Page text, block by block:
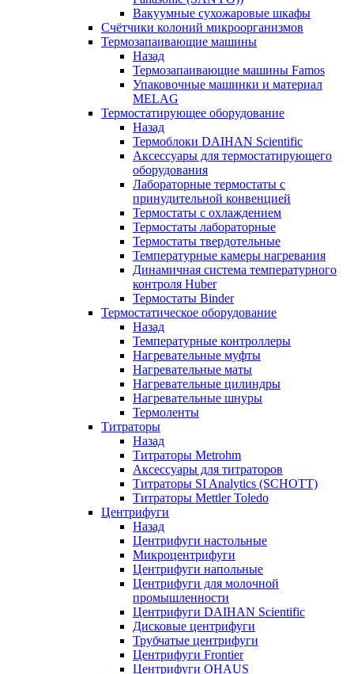
Вакуумные сухожаровые шкафы
Счётчики колоний микроорганизмов
Термозапаивающие машины
Назад
Термозапаивающие машины Famos
Упаковочные машинки и материал
MELAG
Термостатирующее оборудование
Назад
Термоблоки DAIHAN Scientific
Аксессуары для термостатирующего
оборудования
Лабораторные термостаты с
принудительной конвенцией
Термостаты с охлаждением
Термостаты лабораторные
Термостаты твердотельные
Температурные камеры нагревания
Динамичная система температурного
контроля Huber
Термостаты Binder
Термостатическое оборудование
Назад
Температурные контроллеры
Нагревательные муфты
Нагревательные маты
Нагревательные цилиндры
Нагревательные шнуры
Термоленты
Титраторы
Назад
Титраторы Metrohm
Аксессуары для титраторов
Титраторы SI Analytics (SCHOTT)
Титраторы Mettler Toledo
Центрифуги
Назад
Центрифуги настольные
Микроцентрифуги
Центрифуги напольные
Центрифуги для молочной
промышленности
Центрифуги DAIHAN Scientific
Дисковые центрифуги
Трубчатые центрифуги
Центрифуги Frontier
Центрифуги OHAUS